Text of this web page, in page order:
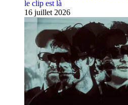
le clip est là
16 juillet 2026